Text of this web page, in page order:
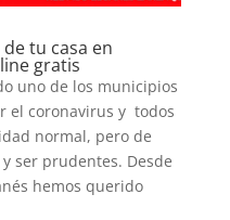
tu casa en
gratis
uno de los municipios
el coronavirus y todos
normal, pero de
ser prudentes. Desde
hemos querido